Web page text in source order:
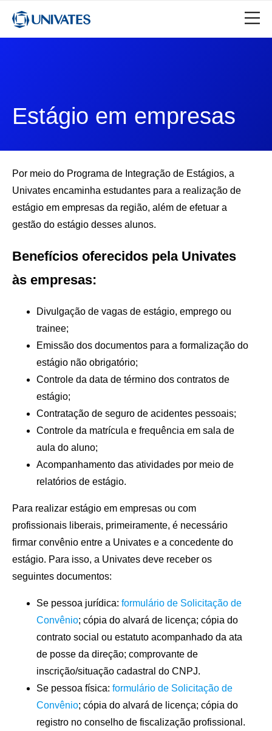
Estágio em empresas
Por meio do Programa de Integração de Estágios, a
Univates encaminha estudantes para a realização de
estágio em empresas da região, além de efetuar a
gestão do estágio desses alunos.
Benefícios oferecidos pela Univates
às empresas:
Divulgação de vagas de estágio, emprego ou
trainee;
Emissão dos documentos para a formalização do
estágio não obrigatório;
Controle da data de término dos contratos de
estágio;
Contratação de seguro de acidentes pessoais;
Controle da matrícula e frequência em sala de
aula do aluno;
Acompanhamento das atividades por meio de
relatórios de estágio.
Para realizar estágio em empresas ou com
profissionais liberais, primeiramente, é necessário
firmar convênio entre a Univates e a concedente do
estágio. Para isso, a Univates deve receber os
seguintes documentos:
Se pessoa jurídica: formulário de Solicitação de
Convênio; cópia do alvará de licença; cópia do
contrato social ou estatuto acompanhado da ata
de posse da direção; comprovante de
inscrição/situação cadastral do CNPJ.
Se pessoa física: formulário de Solicitação de
Convênio; cópia do alvará de licença; cópia do
registro no conselho de fiscalização profissional.